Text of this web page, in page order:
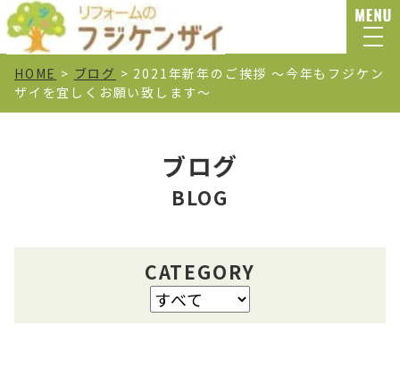
HOME > ブログ > 2021年新年のご挨拶 ～今年もフジケン
ザイを宜しくお願い致します～
ブログ
BLOG
CATEGORY